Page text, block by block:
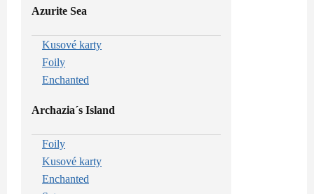
Azurite Sea
Kusové karty
Foily
Enchanted
Archazia´s Island
Foily
Kusové karty
Enchanted